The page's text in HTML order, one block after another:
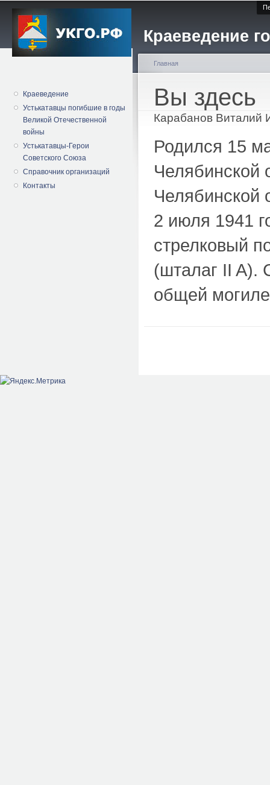
Краеведение
Краеведение
Устькатавцы погибшие в годы
Великой Отечественной
войны
Устькатавцы-Герои
Советского Союза
Справочник организаций
Контакты
Вы здесь
Главная
Карабанов Виталий
Родился 15
Челябинской
Челябинской
2 июля 1941
стрелковый
(шталаг II A).
общей